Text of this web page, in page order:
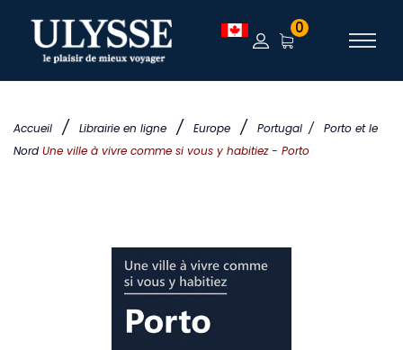
Accueil / Librairie en ligne / Europe / Portugal /
Porto et le
Nord Une ville à vivre comme si vous y habitiez - Porto
0